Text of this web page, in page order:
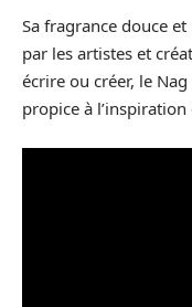
Sa fragrance douce
par les artistes et
écrire ou créer, le
propice à l’inspiration